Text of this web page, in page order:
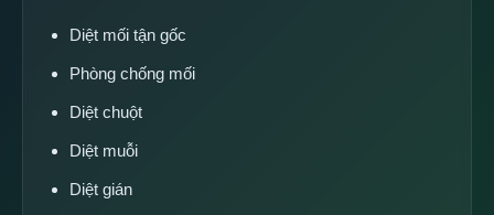
Diệt mối tận gốc
Phòng chống mối
Diệt chuột
Diệt muỗi
Diệt gián